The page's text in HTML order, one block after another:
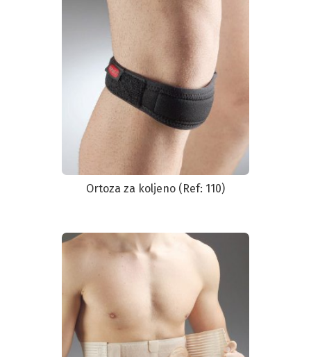
Ortoza za koljeno (Ref: 110)